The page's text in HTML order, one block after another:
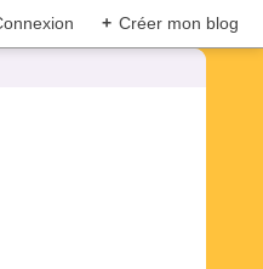
+ Créer mon blog